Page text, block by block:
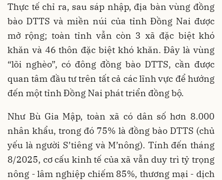
Thực tế chỉ ra, sau sáp nhập, địa bàn vùng đồng
bào DTTS và miền núi của tỉnh Đồng Nai được
mở rộng; toàn tỉnh vẫn còn 3 xã đặc biệt khó
khăn và 46 thôn đặc biệt khó khăn. Đây là vùng
“lõi nghèo”, có đông đồng bào DTTS, cần được
quan tâm đầu tư trên tất cả các lĩnh vực để hướng
đến một tỉnh Đồng Nai phát triển đồng bộ.
Như Bù Gia Mập, toàn xã có dân số hơn 8.000
nhân khẩu, trong đó 75% là đồng bào DTTS (chủ
yếu là người S’tiêng và M’nông). Tính đến tháng
8/2025, cơ cấu kinh tế của xã vẫn duy trì tỷ trọng
nông - lâm nghiệp chiếm 85%, thương mại - dịch